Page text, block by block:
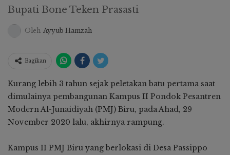
Bupati Bone Teken Prasasti
Oleh Ayyub Hamzah
Bagikan
Kurang lebih 3 tahun sejak peletakan batu pertama saat
dimulainya pembangunan Kampus II Pondok Pesantren
Modern Al-Junaidiyah (PMJ) Biru, pada Ahad, 29
November 2020 lalu, akhirnya rampung.
Kampus II PMJ Biru yang berlokasi di Desa Passippo